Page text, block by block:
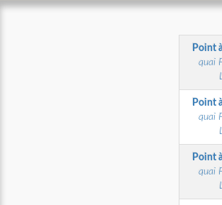
Point
quai
Point
quai
Point
quai